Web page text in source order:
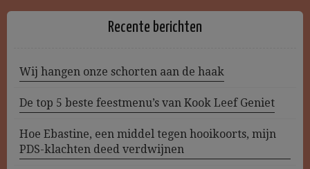
Recente berichten
Wij hangen onze schorten aan de haak
De top 5 beste feestmenu’s van Kook Leef Geniet
Hoe Ebastine, een middel tegen hooikoorts, mijn
PDS-klachten deed verdwijnen